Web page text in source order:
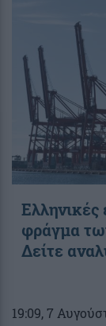
φράγμα
Δείτε
19:09, 7